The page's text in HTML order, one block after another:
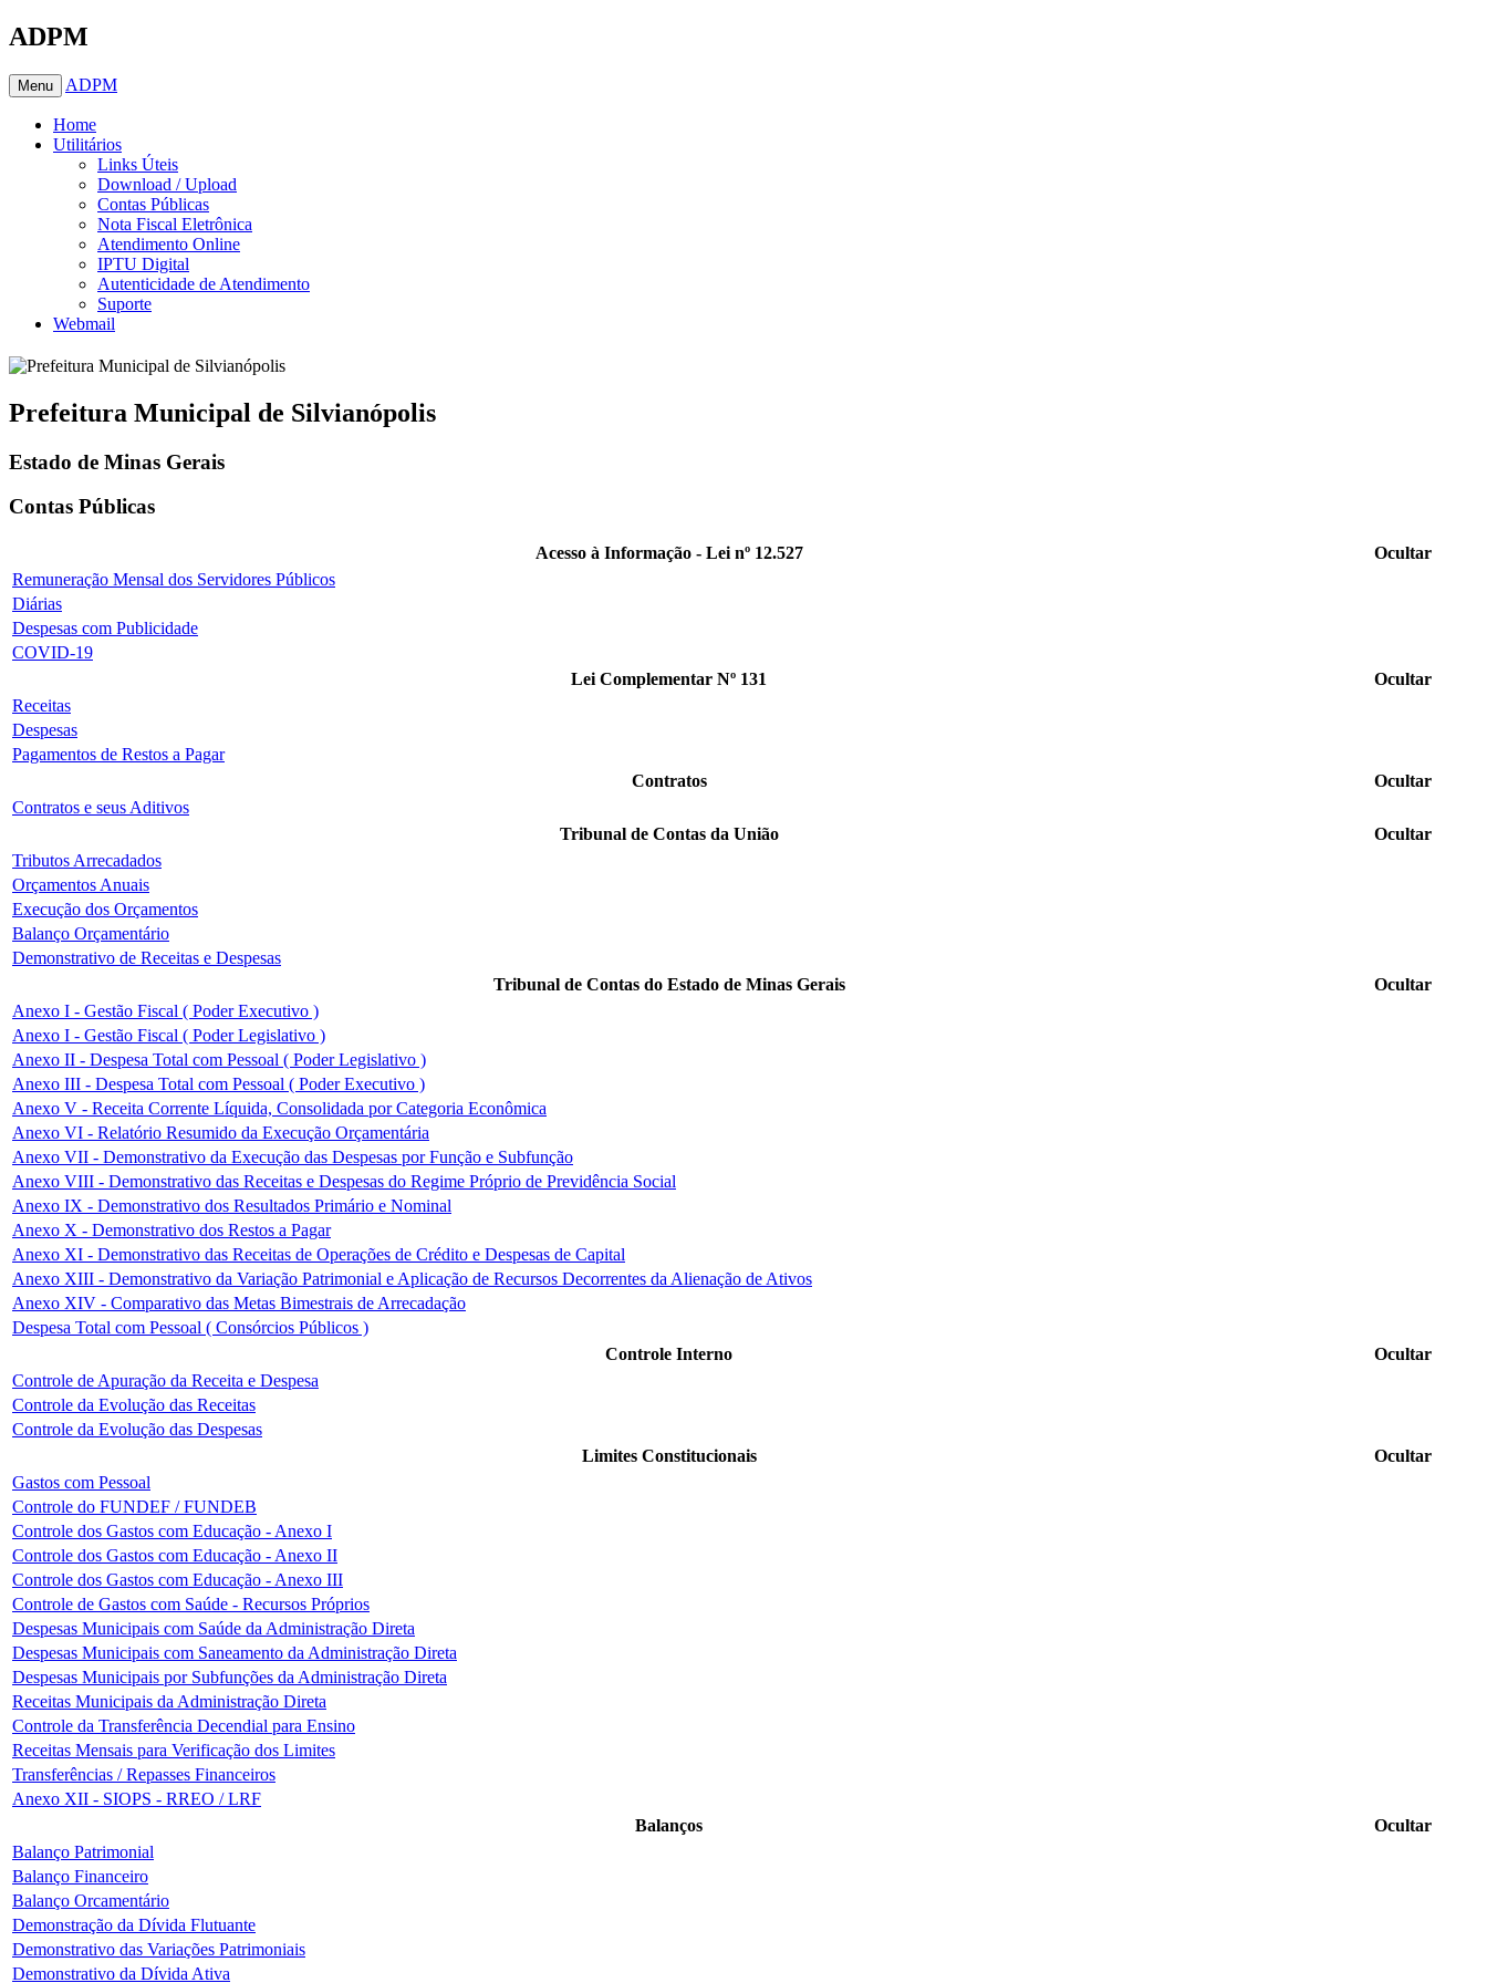
ADPM
Menu ADPM
Home
Utilitários
Links Úteis
Download / Upload
Contas Públicas
Nota Fiscal Eletrônica
Atendimento Online
IPTU Digital
Autenticidade de Atendimento
Suporte
Webmail
Prefeitura Municipal de Silvianópolis
Estado de Minas Gerais
Contas Públicas
Acesso à Informação - Lei nº 12.527
Ocultar
Remuneração Mensal dos Servidores Públicos
Diárias
Despesas com Publicidade
COVID-19
Lei Complementar Nº 131
Ocultar
Receitas
Despesas
Pagamentos de Restos a Pagar
Contratos
Ocultar
Contratos e seus Aditivos
Tribunal de Contas da União
Ocultar
Tributos Arrecadados
Orçamentos Anuais
Execução dos Orçamentos
Balanço Orçamentário
Demonstrativo de Receitas e Despesas
Tribunal de Contas do Estado de Minas Gerais
Ocultar
Anexo I - Gestão Fiscal ( Poder Executivo )
Anexo I - Gestão Fiscal ( Poder Legislativo )
Anexo II - Despesa Total com Pessoal ( Poder Legislativo )
Anexo III - Despesa Total com Pessoal ( Poder Executivo )
Anexo V - Receita Corrente Líquida, Consolidada por Categoria Econômica
Anexo VI - Relatório Resumido da Execução Orçamentária
Anexo VII - Demonstrativo da Execução das Despesas por Função e Subfunção
Anexo VIII - Demonstrativo das Receitas e Despesas do Regime Próprio de Previdência Social
Anexo IX - Demonstrativo dos Resultados Primário e Nominal
Anexo X - Demonstrativo dos Restos a Pagar
Anexo XI - Demonstrativo das Receitas de Operações de Crédito e Despesas de Capital
Anexo XIII - Demonstrativo da Variação Patrimonial e Aplicação de Recursos Decorrentes da Alienação de Ativos
Anexo XIV - Comparativo das Metas Bimestrais de Arrecadação
Despesa Total com Pessoal ( Consórcios Públicos )
Controle Interno
Ocultar
Controle de Apuração da Receita e Despesa
Controle da Evolução das Receitas
Controle da Evolução das Despesas
Limites Constitucionais
Ocultar
Gastos com Pessoal
Controle do FUNDEF / FUNDEB
Controle dos Gastos com Educação - Anexo I
Controle dos Gastos com Educação - Anexo II
Controle dos Gastos com Educação - Anexo III
Controle de Gastos com Saúde - Recursos Próprios
Despesas Municipais com Saúde da Administração Direta
Despesas Municipais com Saneamento da Administração Direta
Despesas Municipais por Subfunções da Administração Direta
Receitas Municipais da Administração Direta
Controle da Transferência Decendial para Ensino
Receitas Mensais para Verificação dos Limites
Transferências / Repasses Financeiros
Anexo XII - SIOPS - RREO / LRF
Balanços
Ocultar
Balanço Patrimonial
Balanço Financeiro
Balanço Orcamentário
Demonstração da Dívida Flutuante
Demonstrativo das Variações Patrimoniais
Demonstrativo da Dívida Ativa